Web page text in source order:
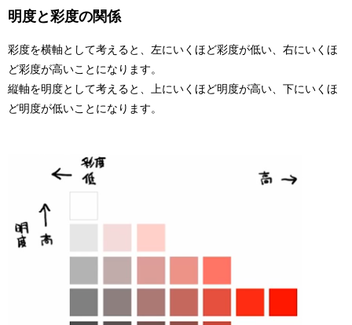
明度と彩度の関係
彩度を横軸として考えると、左にいくほど彩度が低い、右にいくほ
ど彩度が高いことになります。
縦軸を明度として考えると、上にいくほど明度が高い、下にいくほ
ど明度が低いことになります。